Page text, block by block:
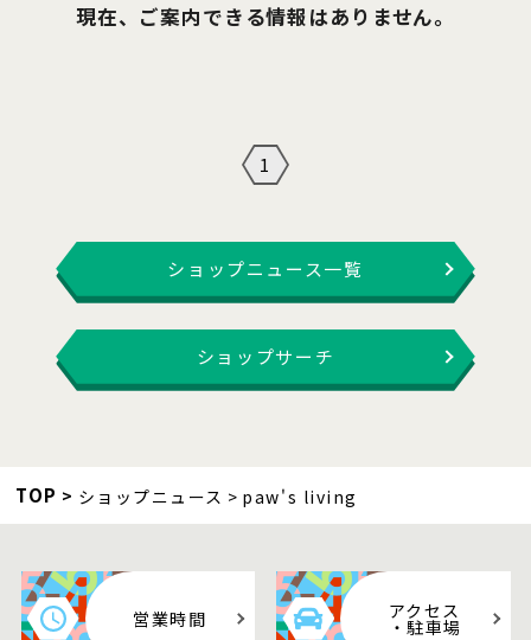
現在、ご案内できる情報はありません。
1
ショップニュース一覧
ショップサーチ
TOP ショップニュース paw's living
営業時間 アクセス
・駐車場